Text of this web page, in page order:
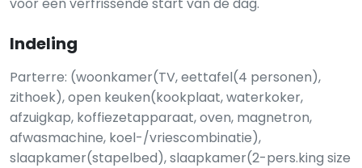
Indeling
Parterre: (woonkamer(TV, eettafel(4 personen),
zithoek), open keuken(kookplaat, waterkoker,
afzuigkap, koffiezetapparaat, oven, magnetron,
afwasmachine, koel-/vriescombinatie),
slaapkamer(stapelbed), slaapkamer(2-pers.king size